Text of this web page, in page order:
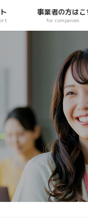
事業者の方はこ
for companies